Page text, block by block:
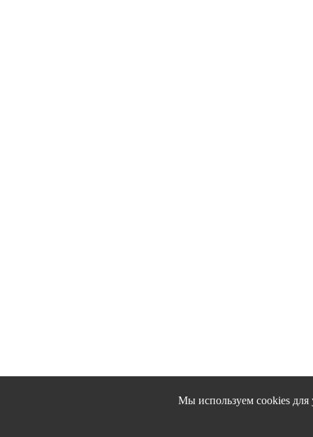
Мы используем cookies для